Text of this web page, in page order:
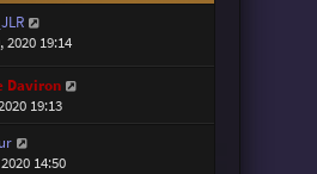
2020 19:14
Daviron
19:13
14:50